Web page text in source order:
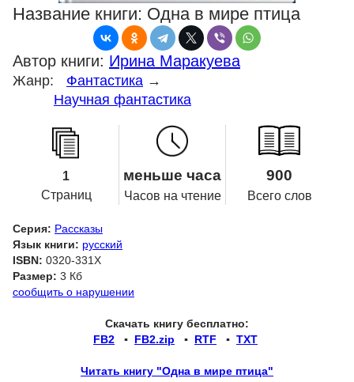
Название книги: Одна в мире птица
Автор книги: Ирина Маракуева
Жанр: Фантастика →
Научная фантастика
1
Страниц
меньше часа
Часов на чтение
900
Всего слов
Серия: Рассказы
Язык книги: русский
ISBN: 0320-331X
Размер: 3 Кб
сообщить о нарушении
Скачать книгу бесплатно:
FB2 ▪ FB2.zip ▪ RTF ▪ TXT
Читать книгу "Одна в мире птица"